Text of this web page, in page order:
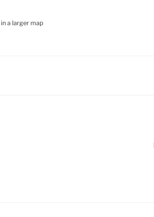
in a larger map